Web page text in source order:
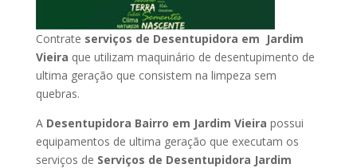
Contrate serviços de Desentupidora em Jardim
Vieira que utilizam maquinário de desentupimento de
ultima geração que consistem na limpeza sem
quebras.
A Desentupidora Bairro em Jardim Vieira possui
equipamentos de ultima geração que executam os
serviços de Serviços de Desentupidora Jardim